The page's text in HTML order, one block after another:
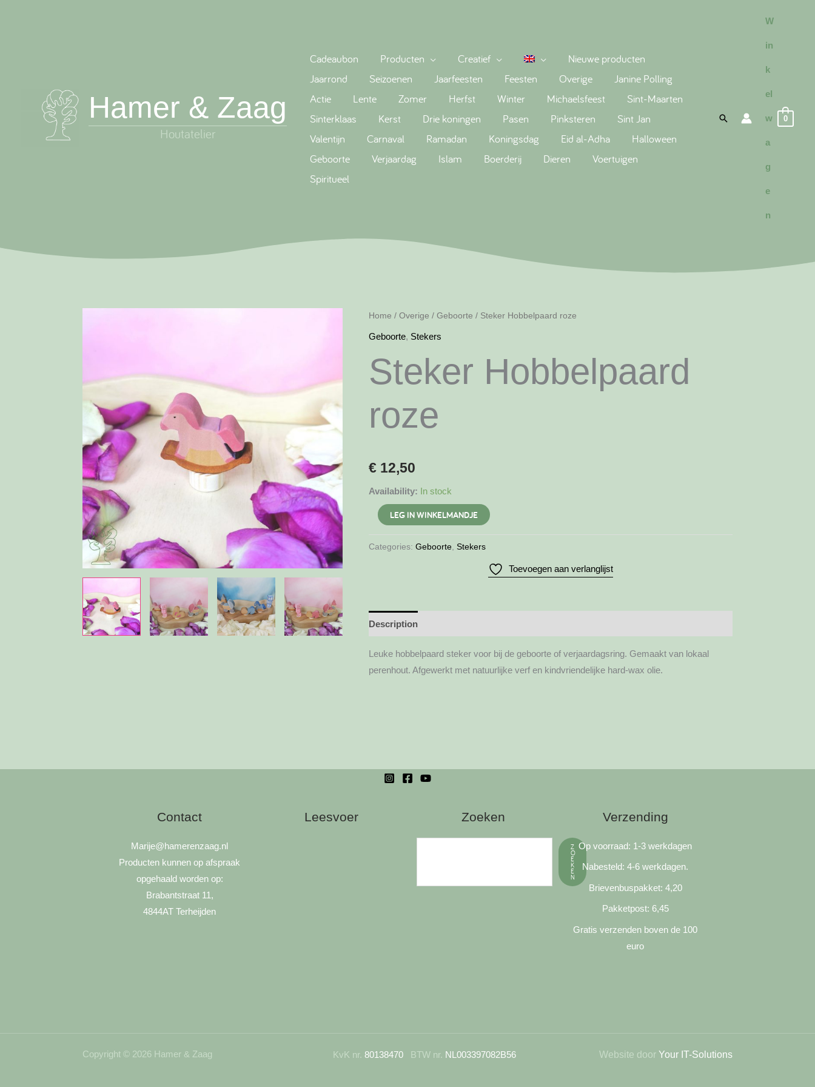
Hamer & Zaag
Cadeaubon Producten Creatief
Nieuwe producten
Jaarrond
Seizoenen Jaarfeesten Feesten Overige
Janine Polling
Actie
Lente Zomer Herfst Winter Michaelsfeest
Sint-Maarten
Sinterklaas
Kerst Drie koningen Pasen Pinksteren
Sint Jan
Valentijn
Carnaval Ramadan Koningsdag Eid al-Adha
Halloween
Geboorte
Verjaardag Islam Boerderij Dieren
Voertuigen
Spiritueel
Search
W
in
k
el
w
a
g
e
n
0
Home / Overige / Geboorte / Steker Hobbelpaard roze
Geboorte, Stekers
Steker Hobbelpaard
roze
€12,50
Availability: In stock
Steker
Hobbelpaard
roze
LEG IN WINKELMANDJE
Categories: Geboorte, Stekers
Toevoegen aan verlanglijst
Description
Leuke hobbelpaard steker voor bij de geboorte of verjaardagsring. Gemaakt van lokaal
perenhout. Afgewerkt met natuurlijke verf en kindvriendelijke hard-wax olie.
Contact
Marije@hamerenzaag.nl
Producten kunnen op afspraak
opgehaald worden op:
Brabantstraat 11,
4844AT Terheijden
Leesvoer Zoeken
Z
O
E
K
E
N
Verzending
Op voorraad: 1-3 werkdagen
Nabesteld: 4-6 werkdagen.
Brievenbuspakket: 4,20
Pakketpost: 6,45
Gratis verzenden boven de 100
euro
Copyright © 2026 Hamer & Zaag KvK nr. 80138470BTW nr. NL003397082B56 Website door Your IT-Solutions